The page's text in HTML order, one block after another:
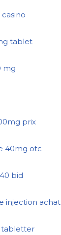
tablet
mg
prix
40mg otc
bid
injection achat
tabletter